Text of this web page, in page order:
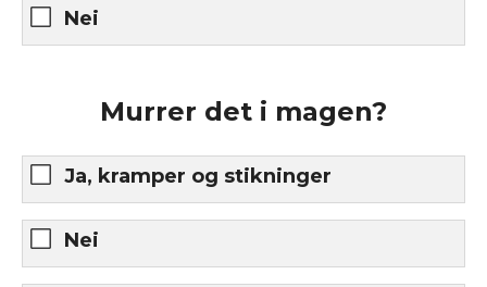
Nei
Murrer det i magen?
Ja, kramper og stikninger
Nei